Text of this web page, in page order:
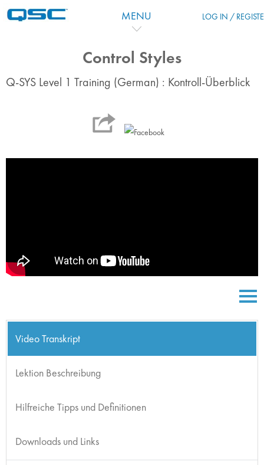
MENU LOG IN /
Control Styles
Q-SYS Level 1 Training (German) : Kontroll-Überblick
Video Transkript
Lektion Beschreibung
Hilfreiche Tipps und Definitionen
Downloads und Links